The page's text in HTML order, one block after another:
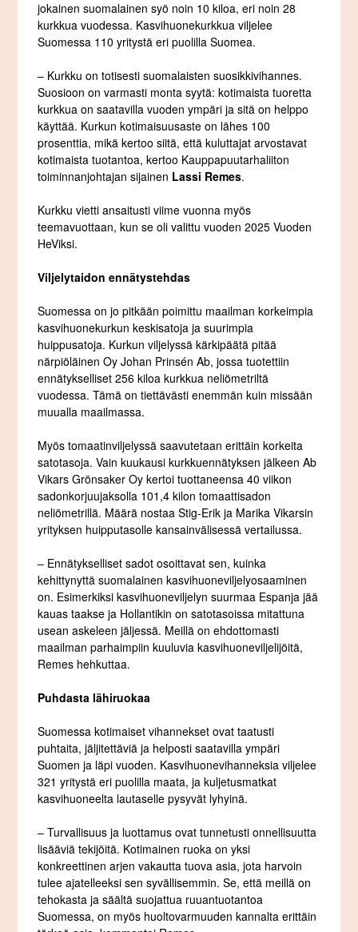
jokainen suomalainen syö noin 10 kiloa, eri noin 28
kurkkua vuodessa. Kasvihuonekurkkua viljelee
Suomessa 110 yritystä eri puolilla Suomea.
– Kurkku on totisesti suomalaisten suosikkivihannes.
Suosioon on varmasti monta syytä: kotimaista tuoretta
kurkkua on saatavilla vuoden ympäri ja sitä on helppo
käyttää. Kurkun kotimaisuusaste on lähes 100
prosenttia, mikä kertoo siitä, että kuluttajat arvostavat
kotimaista tuotantoa, kertoo Kauppapuutarhaliiton
toiminnanjohtajan sijainen Lassi Remes.
Kurkku vietti ansaitusti viime vuonna myös
teemavuottaan, kun se oli valittu vuoden 2025 Vuoden
HeViksi.
Viljelytaidon ennätystehdas
Suomessa on jo pitkään poimittu maailman korkeimpia
kasvihuonekurkun keskisatoja ja suurimpia
huippusatoja. Kurkun viljelyssä kärkipäätä pitää
närpiöläinen Oy Johan Prinsén Ab, jossa tuotettiin
ennätykselliset 256 kiloa kurkkua neliömetriltä
vuodessa. Tämä on tiettävästi enemmän kuin missään
muualla maailmassa.
Myös tomaatinviljelyssä saavutetaan erittäin korkeita
satotasoja. Vain kuukausi kurkkuennätyksen jälkeen Ab
Vikars Grönsaker Oy kertoi tuottaneensa 40 viikon
sadonkorjuujaksolla 101,4 kilon tomaattisadon
neliömetrillä. Määrä nostaa Stig-Erik ja Marika Vikarsin
yrityksen huipputasolle kansainvälisessä vertailussa.
– Ennätykselliset sadot osoittavat sen, kuinka
kehittynyttä suomalainen kasvihuoneviljelyosaaminen
on. Esimerkiksi kasvihuoneviljelyn suurmaa Espanja jää
kauas taakse ja Hollantikin on satotasoissa mitattuna
usean askeleen jäljessä. Meillä on ehdottomasti
maailman parhaimpiin kuuluvia kasvihuoneviljelijöitä,
Remes hehkuttaa.
Puhdasta lähiruokaa
Suomessa kotimaiset vihannekset ovat taatusti
puhtaita, jäljitettäviä ja helposti saatavilla ympäri
Suomen ja läpi vuoden. Kasvihuonevihanneksia viljelee
321 yritystä eri puolilla maata, ja kuljetusmatkat
kasvihuoneelta lautaselle pysyvät lyhyinä.
– Turvallisuus ja luottamus ovat tunnetusti onnellisuutta
lisääviä tekijöitä. Kotimainen ruoka on yksi
konkreettinen arjen vakautta tuova asia, jota harvoin
tulee ajatelleeksi sen syvällisemmin. Se, että meillä on
tehokasta ja säältä suojattua ruuantuotantoa
Suomessa, on myös huoltovarmuuden kannalta erittäin